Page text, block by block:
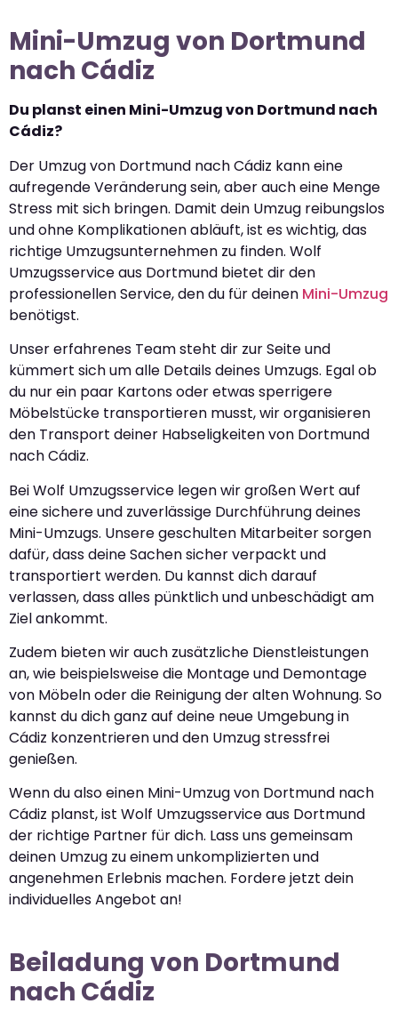
Mini-Umzug von Dortmund
nach Cádiz
Du planst einen Mini-Umzug von Dortmund nach
Cádiz?
Der Umzug von Dortmund nach Cádiz kann eine
aufregende Veränderung sein, aber auch eine Menge
Stress mit sich bringen. Damit dein Umzug reibungslos
und ohne Komplikationen abläuft, ist es wichtig, das
richtige Umzugsunternehmen zu finden. Wolf
Umzugsservice aus Dortmund bietet dir den
professionellen Service, den du für deinen Mini-Umzug
benötigst.
Unser erfahrenes Team steht dir zur Seite und
kümmert sich um alle Details deines Umzugs. Egal ob
du nur ein paar Kartons oder etwas sperrigere
Möbelstücke transportieren musst, wir organisieren
den Transport deiner Habseligkeiten von Dortmund
nach Cádiz.
Bei Wolf Umzugsservice legen wir großen Wert auf
eine sichere und zuverlässige Durchführung deines
Mini-Umzugs. Unsere geschulten Mitarbeiter sorgen
dafür, dass deine Sachen sicher verpackt und
transportiert werden. Du kannst dich darauf
verlassen, dass alles pünktlich und unbeschädigt am
Ziel ankommt.
Zudem bieten wir auch zusätzliche Dienstleistungen
an, wie beispielsweise die Montage und Demontage
von Möbeln oder die Reinigung der alten Wohnung. So
kannst du dich ganz auf deine neue Umgebung in
Cádiz konzentrieren und den Umzug stressfrei
genießen.
Wenn du also einen Mini-Umzug von Dortmund nach
Cádiz planst, ist Wolf Umzugsservice aus Dortmund
der richtige Partner für dich. Lass uns gemeinsam
deinen Umzug zu einem unkomplizierten und
angenehmen Erlebnis machen. Fordere jetzt dein
individuelles Angebot an!
Beiladung von Dortmund
nach Cádiz